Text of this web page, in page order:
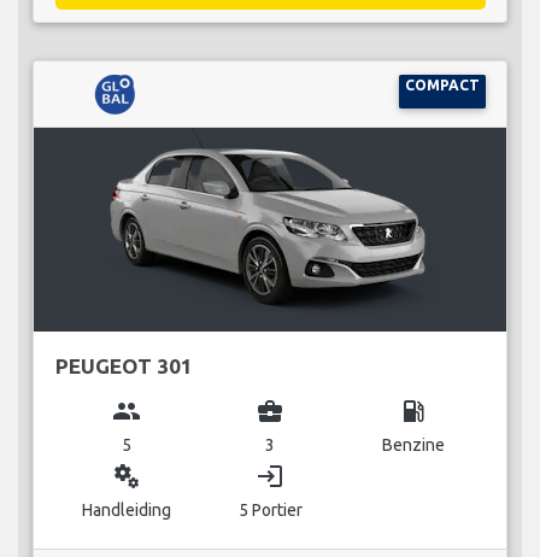
COMPACT
PEUGEOT 301
group
5
business_center
3
local_gas_station
Benzine
miscellaneous_services
Handleiding
login
5 Portier